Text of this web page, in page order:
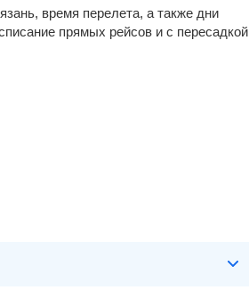
время перелета, а также дни
прямых рейсов и с пересадкой